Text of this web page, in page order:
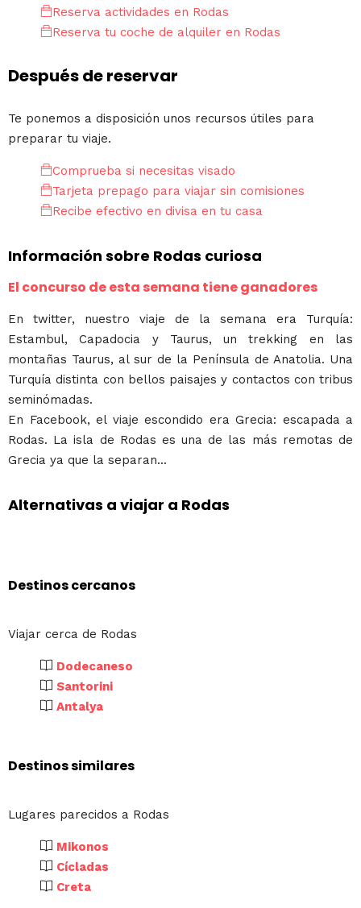
Reserva actividades en Rodas
Reserva tu coche de alquiler en Rodas
Después de reservar
Te ponemos a disposición unos recursos útiles para
preparar tu viaje.
Comprueba si necesitas visado
Tarjeta prepago para viajar sin comisiones
Recibe efectivo en divisa en tu casa
Información sobre Rodas curiosa
El concurso de esta semana tiene ganadores
En twitter, nuestro viaje de la semana era Turquía:
Estambul, Capadocia y Taurus, un trekking en las
montañas Taurus, al sur de la Península de Anatolia. Una
Turquía distinta con bellos paisajes y contactos con tribus
seminómadas.
En Facebook, el viaje escondido era Grecia: escapada a
Rodas. La isla de Rodas es una de las más remotas de
Grecia ya que la separan...
Alternativas a viajar a Rodas
Destinos cercanos
Viajar cerca de Rodas
Dodecaneso
Santorini
Antalya
Destinos similares
Lugares parecidos a Rodas
Mikonos
Cícladas
Creta